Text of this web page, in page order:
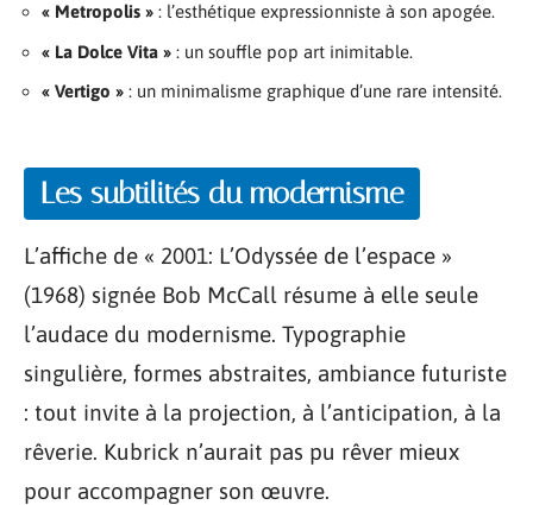
« Metropolis » : l’esthétique expressionniste à son apogée.
« La Dolce Vita » : un souffle pop art inimitable.
« Vertigo » : un minimalisme graphique d’une rare intensité.
Les subtilités du modernisme
L’affiche de « 2001: L’Odyssée de l’espace »
(1968) signée Bob McCall résume à elle seule
l’audace du modernisme. Typographie
singulière, formes abstraites, ambiance futuriste
: tout invite à la projection, à l’anticipation, à la
rêverie. Kubrick n’aurait pas pu rêver mieux
pour accompagner son œuvre.